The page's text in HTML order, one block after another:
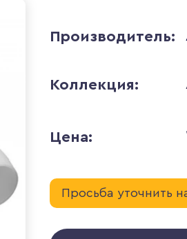
Производитель:
Коллекция:
Цена:
Просьба уточнить